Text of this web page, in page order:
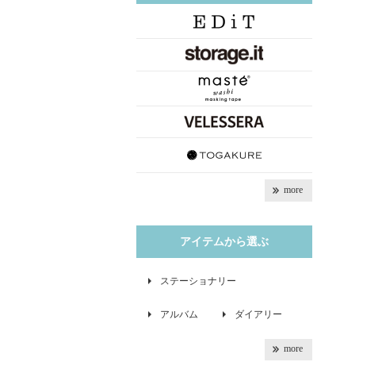
more
アイテムから選ぶ
ステーショナリー
アルバム ダイアリー
more